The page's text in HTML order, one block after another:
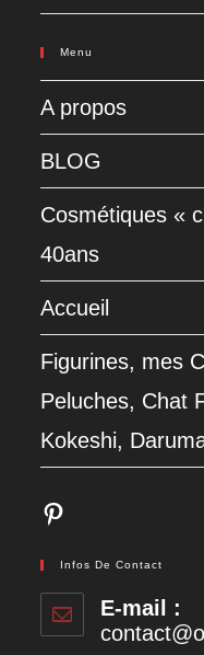
Menu
A propos
BLOG
Cosmétiques «
40ans
Accueil
Figurines, mes
Peluches, Chat
Kokeshi,
Pinterest
Infos De Contact
E-mail :